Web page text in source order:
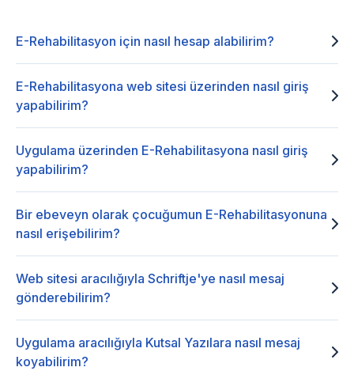
E-Rehabilitasyon için nasıl hesap alabilirim?
E-Rehabilitasyona web sitesi üzerinden nasıl giriş
yapabilirim?
Uygulama üzerinden E-Rehabilitasyona nasıl giriş
yapabilirim?
Bir ebeveyn olarak çocuğumun E-Rehabilitasyonuna
nasıl erişebilirim?
Web sitesi aracılığıyla Schriftje'ye nasıl mesaj
gönderebilirim?
Uygulama aracılığıyla Kutsal Yazılara nasıl mesaj
koyabilirim?